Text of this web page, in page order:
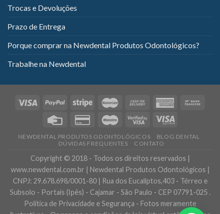
Trocas e Devoluções
Prazo de Entrega
Porque comprar na Newdental Produtos Odontológicos?
Trabalhe na Newdental
NEWDENTAL PRODUTOS ODONTOLÓGICOS
BLOG DENTAL
DÚVIDAS FREQUENTES
CONTATO
Copyright © 2018 - Todos os direitos reservados |
www.newdental.com.br | Newdental Produtos Odontológicos |
CNPJ: 29.678.698/0001-80 | Rua dos Eucaliptos,403 - Térreo e
Subsolo - Portais (Ipês) - Cajamar - São Paulo - CEP 07791-025 .
Política de Privacidade e Segurança - Fotos meramente